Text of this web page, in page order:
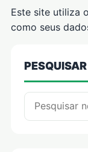
Este site utiliza
como seus
PESQUISAR
Pesquisar por: